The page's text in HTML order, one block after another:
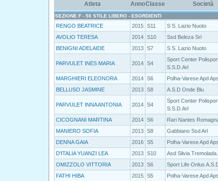
Atleta AnnoClasse Società
SEZIONE F - 50 STILE LIBERO - ESORDIENTI
RENGO BEATRICE 2015 S11
S S. Lazio Nuoto
AVOLIO TERESA
2014 S10
Ssd Beleza Srl
BENIGNI ADELAIDE
2013 S7 S S. Lazio Nuoto
PARVULET INES MARIA 2014 S4
Sport Center
S.S.D.Arl
MARGHIERI ELEONORA
2014 S6
Polha-Varese Apd
BELLUSO JASMINE
2013 S8 A.S.D Onde Blu
PARVULET INNA ANTONIA 2014 S4
Sport Center
S.S.D.Arl
CICOGNANI MARTINA
2014 S6
Rari Nantes
MANIERO SOFIA
2013 S8
Gabbiano Ssd Arl
DENNA GAIA
2016 S5
Polha-Varese Apd
D'ITALIA YUANZI LEA
2013 S10
Asd Silvia Tremolada
OMIZZOLO VITTORIA
2013 S6
Sport Life Onlus
FATHI HIBA
2015 S5
Polha-Varese Apd